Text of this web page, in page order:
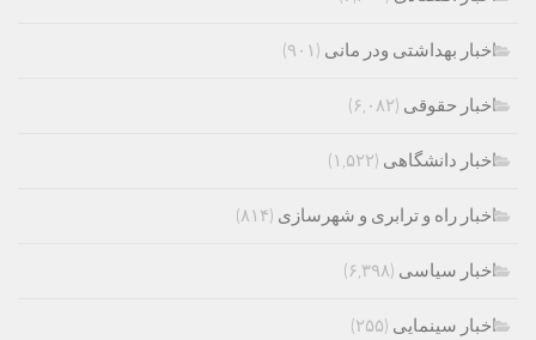
اخبار بهداشتی ودر مانی (۹۰۱)
اخبار حقوقی (۶,۰۸۲)
اخبار دانشگاهی (۱,۵۲۲)
اخبار راه و ترابری و شهرسازی (۸۱۴)
اخبار سیاسی (۶,۳۹۸)
اخبار سینمایی (۲۵۵)